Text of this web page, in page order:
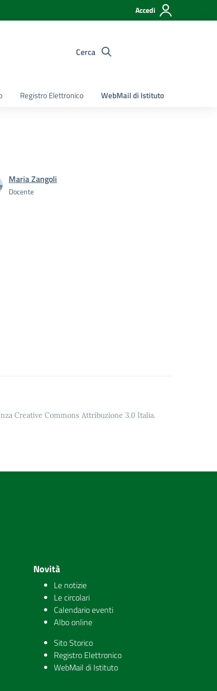
Accedi
Cerca
Registro Elettronico WebMail di Istituto
Maria Zangoli
Docente
Creative Commons Attribuzione 3.0 Italia.
Novità
Le notizie
Le circolari
Calendario eventi
Albo online
Sito Storico
Registro Elettronico
WebMail di Istituto